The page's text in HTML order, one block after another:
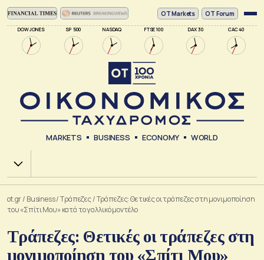
DOW JONES SP 500 NASDAQ FTSE 100 DAX 30 CAC 40
ΟΤ Markets OT Forum
MARKETS BUSINESS ECONOMY WORLD
Χ.Α.
ot.gr/ Business/Τράπεζες/Τράπεζες: Θετικές οι τράπεζες στη μονιμοποίηση
του «Σπίτι Μου» κατά το γαλλικό μοντέλο
Τράπεζες: Θετικές οι τράπεζες στη
μονιμοποίηση του «Σπίτι Μου»